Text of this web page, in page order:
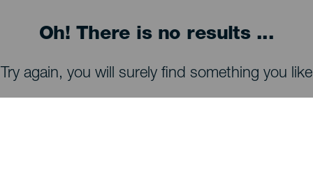
Oh! There is no results ...
Try again, you will surely find something you like